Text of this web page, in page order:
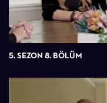
5. SEZON 8. BÖLÜM